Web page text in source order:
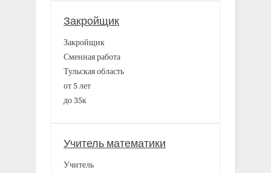
Закройщик
Закройщик
Сменная работа
Тульская область
от 5 лет
до 35к
Учитель математики
Учитель